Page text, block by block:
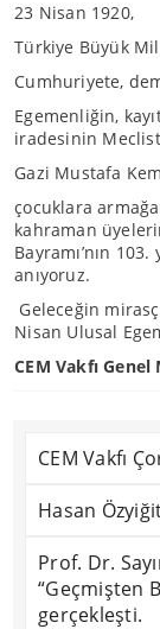
23 Nisan 1920,
Türkiye Büyük
Cumhuriyete,
Egemenliğin,
iradesinin
Gazi Mustafa
çocuklara
kahraman
Bayramı’nın
anıyoruz.
Geleceğin
Nisan Ulusal
CEM Vakfı
CEM Vakfı
Hasan
Prof. Dr.
“Geçmişten
gerçekleşti.